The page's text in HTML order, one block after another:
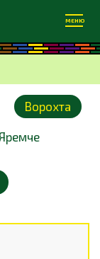
МЕНЮ
Ворохта
Яремче